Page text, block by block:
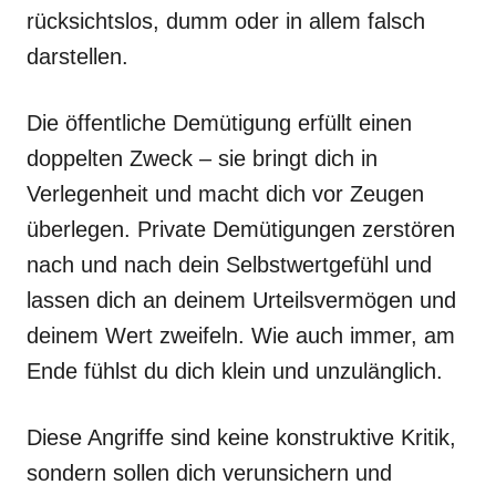
rücksichtslos, dumm oder in allem falsch
darstellen.
Die öffentliche Demütigung erfüllt einen
doppelten Zweck – sie bringt dich in
Verlegenheit und macht dich vor Zeugen
überlegen. Private Demütigungen zerstören
nach und nach dein Selbstwertgefühl und
lassen dich an deinem Urteilsvermögen und
deinem Wert zweifeln. Wie auch immer, am
Ende fühlst du dich klein und unzulänglich.
Diese Angriffe sind keine konstruktive Kritik,
sondern sollen dich verunsichern und